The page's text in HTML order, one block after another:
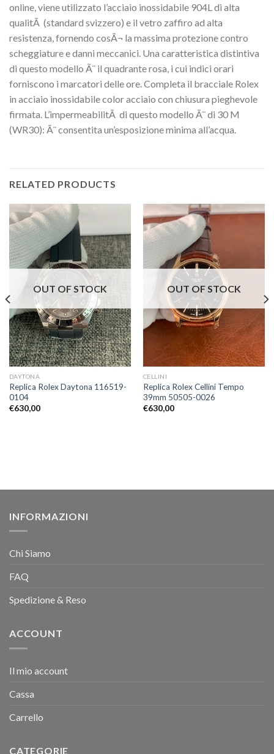
online, viene utilizzato l’acciaio inossidabile 904L di alta
qualitÃ (standard svizzero) e il vetro zaffiro ad alta
resistenza, fornendo cosÃ¬ la massima protezione contro
scheggiature e danni meccanici. Una caratteristica distintiva
di questo modello Ã¨ il quadrante rosa, i cui indici orari
forniscono i marcatori delle ore. Completa il bracciale Rolex
in acciaio inossidabile color acciaio con chiusura pieghevole
firmata. L’impermeabilitÃ di questo modello Ã¨ di 30 M
(WR30): Ã¨ consentita un’esposizione minima all’acqua.
RELATED PRODUCTS
OUT OF STOCK
DAYTONA
Replica Rolex Daytona 116519-
0104
€630,00
OUT OF STOCK
CELLINI
Replica Rolex Cellini Tempo
39mm 50505-0026
€630,00
INFORMAZIONI
Chi Siamo
FAQ
Spedizione & Reso
ACCOUNT
Il mio account
Cassa
Carrello
CATEGORIE